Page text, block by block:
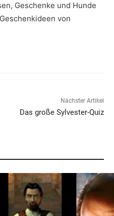
Geschenke und Hunde
von
Nächster Artikel
Das große Sylvester-Quiz